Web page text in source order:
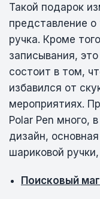
Такой подарок
представление
ручка. Кроме
записывания,
состоит в том,
избавился от
мероприятиях.
Polar Pen много,
дизайн,
шариковой
Поисковый